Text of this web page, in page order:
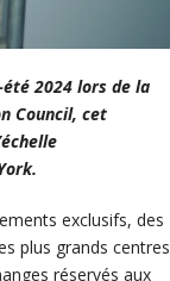
2024 lors de la
Council, cet
exclusifs, des
plus grands centres
réservés aux